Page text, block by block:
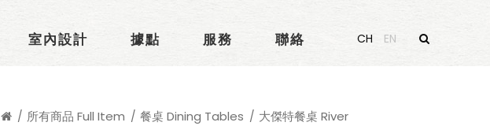
室內設計 據點 服務 聯絡 CH EN
所有商品 Full Item 餐桌 Dining Tables 大傑特餐桌 River